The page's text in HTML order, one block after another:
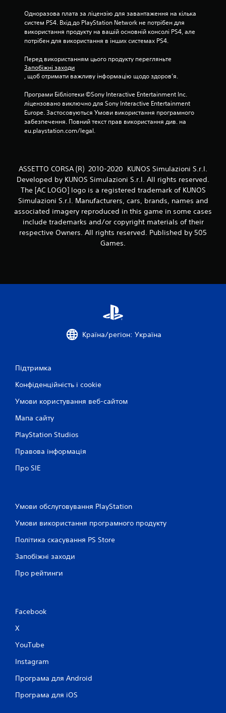
і
1
7
о
ц
н
о
к
Одноразова плата за ліцензію для завантаження на кілька
систем PS4. Вхід до PlayStation Network не потрібен для
використання продукту на вашій основній консолі PS4, але
потрібен для використання в інших системах PS4.
Перед використанням цього продукту перегляньте
Запобіжні заходи
, щоб отримати важливу інформацію щодо здоров’я.
Програми Бібліотеки ©Sony Interactive Entertainment Inc.
ліцензовано виключно для Sony Interactive Entertainment
Europe. Застосовуються Умови використання програмного
забезпечення. Повний текст прав використання див. на
eu.playstation.com/legal.
ASSETTO CORSA (R) 2010-2020 KUNOS Simulazioni S.r.l.
Developed by KUNOS Simulazioni S.r.l. All rights reserved.
The [AC LOGO] logo is a registered trademark of KUNOS
Simulazioni S.r.l. Manufacturers, cars, brands, names and
associated imagery reproduced in this game in some cases
include trademarks and/or copyright materials of their
respective Owners. All rights reserved. Published by 505
Games.
Країна/регіон: Україна
Підтримка
Конфіденційність і cookie
Умови користування веб-сайтом
Мапа сайту
PlayStation Studios
Правова інформація
Про SIE
Умови обслуговування PlayStation
Умови використання програмного продукту
Політика скасування PS Store
Запобіжні заходи
Про рейтинги
Facebook
X
YouTube
Instagram
Програма для Android
Програма для iOS